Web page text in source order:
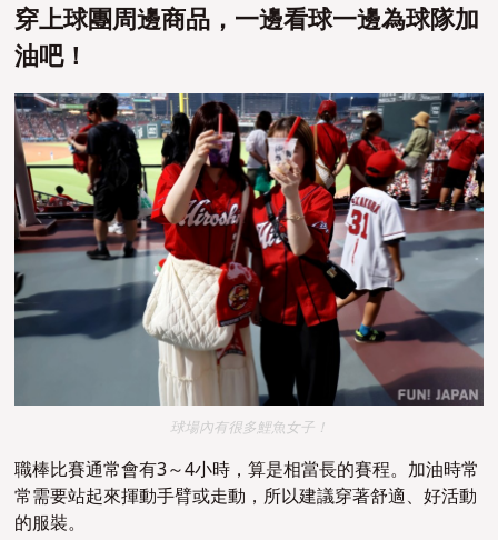
穿上球團周邊商品，一邊看球一邊為球隊加
油吧！
球場內有很多鯉魚女子！
職棒比賽通常會有3～4小時，算是相當長的賽程。加油時常
常需要站起來揮動手臂或走動，所以建議穿著舒適、好活動
的服裝。